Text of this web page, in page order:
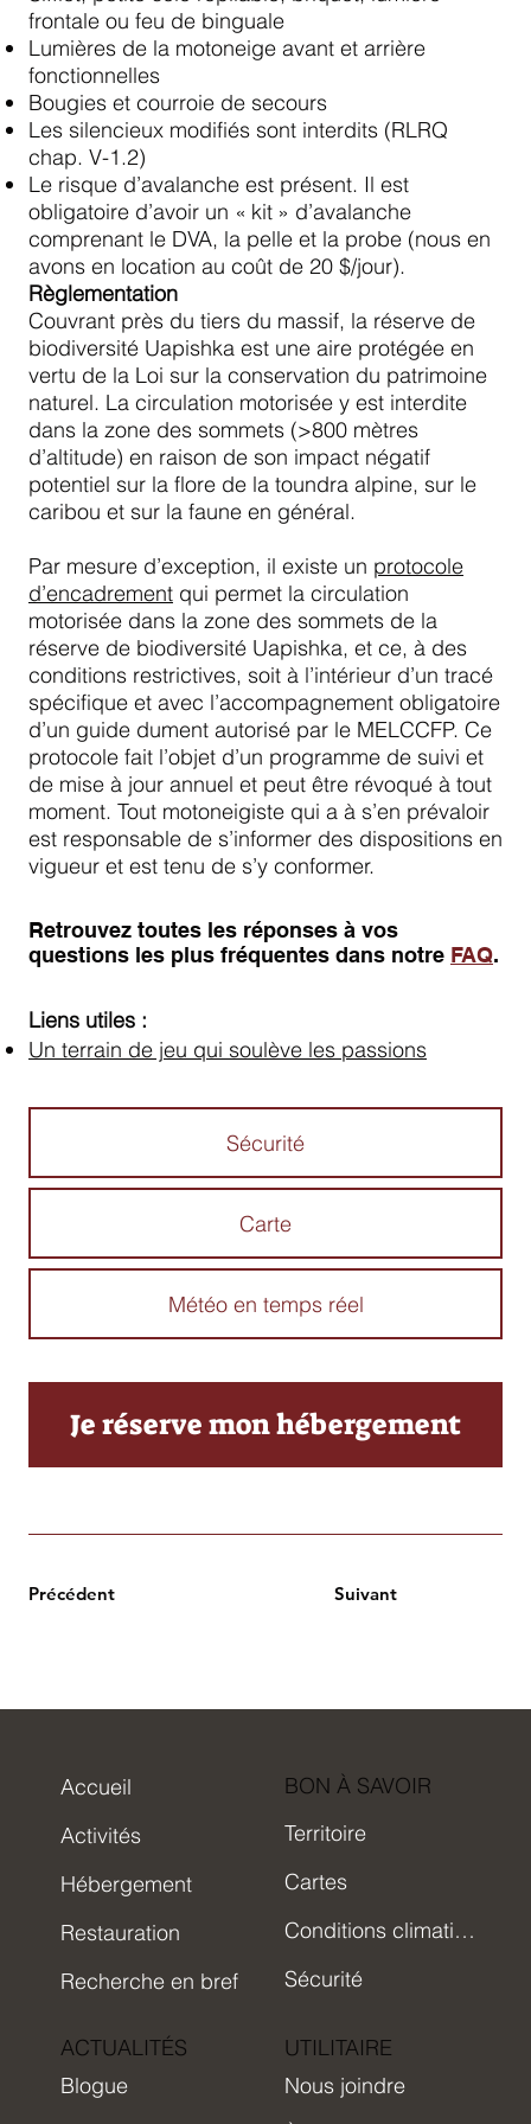
Précédent Suivant
frontale ou feu de binguale
Lumières de la motoneige avant et arrière
fonctionnelles
Bougies et courroie de secours
Les silencieux modifiés sont interdits (RLRQ
chap. V-1.2)
Le risque d’avalanche est présent. Il est
obligatoire d’avoir un « kit » d’avalanche
comprenant le DVA, la pelle et la probe (nous en
avons en location au coût de 20 $/jour).
Règlementation
Couvrant près du tiers du massif, la réserve de
biodiversité Uapishka est une aire protégée en
vertu de la Loi sur la conservation du patrimoine
naturel. La circulation motorisée y est interdite
dans la zone des sommets (>800 mètres
d’altitude) en raison de son impact négatif
potentiel sur la flore de la toundra alpine, sur le
caribou et sur la faune en général.
Par mesure d’exception, il existe un protocole
d’encadrement qui permet la circulation
motorisée dans la zone des sommets de la
réserve de biodiversité Uapishka, et ce, à des
conditions restrictives, soit à l’intérieur d’un tracé
spécifique et avec l’accompagnement obligatoire
d’un guide dument autorisé par le MELCCFP. Ce
protocole fait l’objet d’un programme de suivi et
de mise à jour annuel et peut être révoqué à tout
moment. Tout motoneigiste qui a à s’en prévaloir
est responsable de s’informer des dispositions en
vigueur et est tenu de s’y conformer.
Retrouvez toutes les réponses à vos
questions les plus fréquentes dans notre FAQ.
Sécurité
Carte
Météo en temps réel
Je réserve mon hébergement
Liens utiles :
Un terrain de jeu qui soulève les passions
Accueil
Activités
Hébergement
Restauration
Recherche en bref
ACTUALITÉS
Blogue
BON À SAVOIR
Territoire
Cartes
Conditions climatiques
Sécurité
UTILITAIRE
Nous joindre